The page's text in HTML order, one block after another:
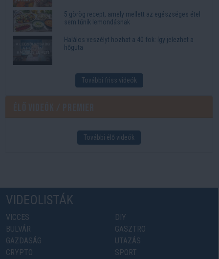
5 görög recept, amely mellett az egészséges étel
sem tűnik lemondásnak
Halálos veszélyt hozhat a 40 fok: így jelezhet a
hőguta
További friss videók
További élő videók
VIDEOLISTÁK
VICCES
BULVÁR
GAZDASÁG
CRYPTO
DIY
GASZTRO
UTAZÁS
SPORT